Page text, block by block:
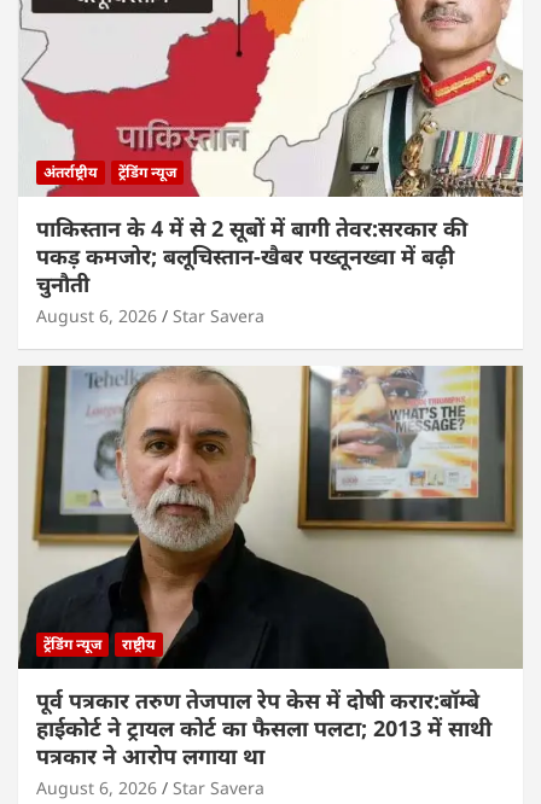
अंतर्राष्ट्रीय ट्रेंडिंग न्यूज
पाकिस्तान के 4 में से 2 सूबों में बागी तेवर:सरकार की
पकड़ कमजोर; बलूचिस्तान-खैबर पख्तूनख्वा में बढ़ी
चुनौती
August 6, 2026 Star Savera
ट्रेंडिंग न्यूज राष्ट्रीय
पूर्व पत्रकार तरुण तेजपाल रेप केस में दोषी करार:बॉम्बे
हाईकोर्ट ने ट्रायल कोर्ट का फैसला पलटा; 2013 में साथी
पत्रकार ने आरोप लगाया था
August 6, 2026 Star Savera